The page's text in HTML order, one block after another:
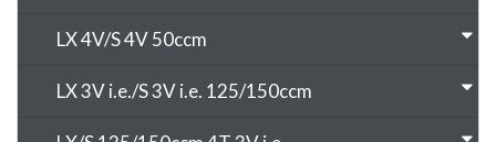
LX 4V/S 4V 50ccm
LX 3V i.e./S 3V i.e. 125/150ccm